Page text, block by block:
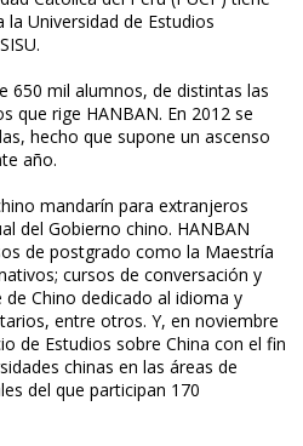
Universidad de Estudios
650 mil alumnos, de distintas las
que rige HANBAN. En 2012 se
hecho que supone un ascenso
año.
mandarín para extranjeros
del Gobierno chino. HANBAN
de postgrado como la Maestría
cursos de conversación y
Chino dedicado al idioma y
entre otros. Y, en noviembre
de Estudios sobre China con el fin
chinas en las áreas de
del que participan 170